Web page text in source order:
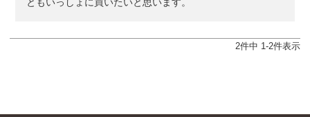
ともいっしょに買いたいと思います。
2件中 1-2件表示